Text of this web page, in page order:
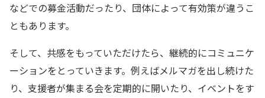
などでの募金活動だったり、団体によって有効策が違うこ
ともあります。
そして、共感をもっていただけたら、継続的にコミュニケ
ーションをとっていきます。例えばメルマガを出し続けた
り、支援者が集まる会を定期的に開いたり、イベントをす